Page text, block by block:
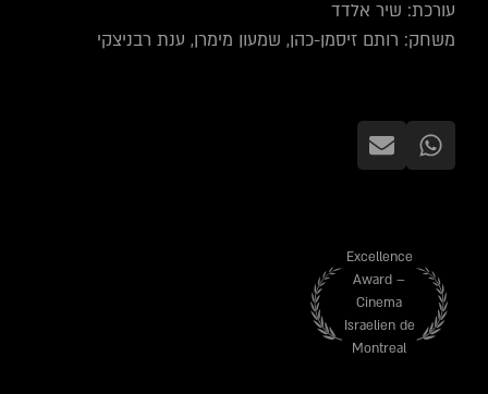
עורכת: שיר אלדד
משחק: רותם זיסמן-כהן, שמעון מימרן, ענת רבניצקי
Excellence
Award –
Cinema
Israelien de
Montreal